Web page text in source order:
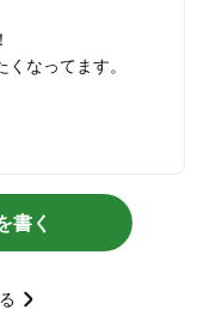
なってます。
書く